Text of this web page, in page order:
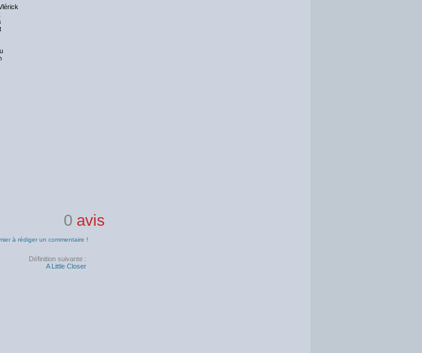
0 avis
à rédiger un commentaire !
Définition suivante :
A Little Closer